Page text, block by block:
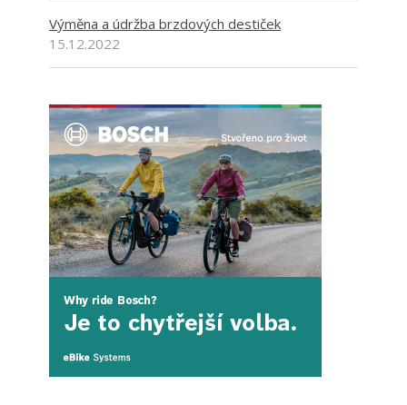
Výměna a údržba brzdových destiček
15.12.2022